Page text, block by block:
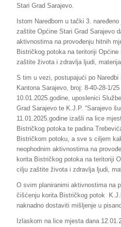
Stari Grad Sarajevo.
Istom Naredbom u tački 3.
zaštite Općine Stari Grad Sarajevo
aktivnostima na provođenju hitnih
Bistričkog potoka na teritoriji
zaštite života i zdravlja ljudi,
S tim u vezi, postupajući po
Kantona Sarajevo, broj: 8-40-28-1/
10.01.2025.godine, uposlenici
Grad Sarajevo te K.J.P. “Sarajevo
11.01.2025.godine izašli na lice
Bistričkog potoka te padina
Bistričkom potoku, a sve s ciljem
neophodnim aktivnostima na
korita Bistričkog potoka na teritoriji
cilju zaštite života i zdravlja ljudi,
O svim planiranimi aktivnostima na
čišćenju korita Bistričkog potok
naknadno dostaviti mišljenje u
Izlaskom na lice mjesta dana